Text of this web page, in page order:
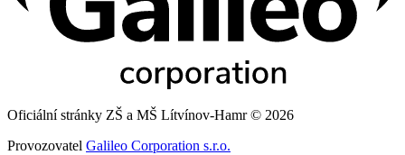
Oficiální stránky ZŠ a MŠ Lítvínov-Hamr © 2026
Provozovatel Galileo Corporation s.r.o.